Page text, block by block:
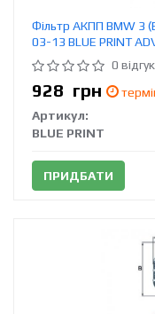
Фільтр АКПП BMW 3
03-13 BLUE PRINT
0
928 грн
Артикул:
BLUE PRINT
ПРИДБАТИ